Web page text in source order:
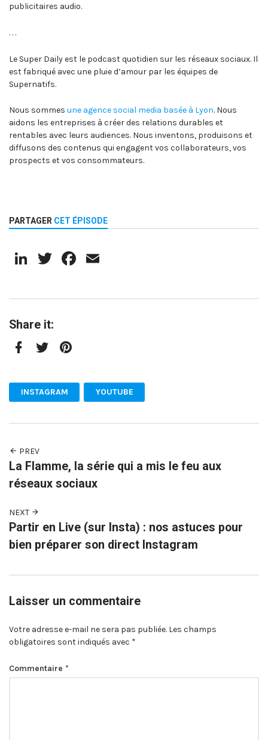
publicitaires audio.
. . .
Le Super Daily est le podcast quotidien sur les réseaux sociaux. Il
est fabriqué avec une pluie d’amour par les équipes de
Supernatifs.
Nous sommes une agence social media basée à Lyon. Nous
aidons les entreprises à créer des relations durables et
rentables avec leurs audiences. Nous inventons, produisons et
diffusons des contenus qui engagent vos collaborateurs, vos
prospects et vos consommateurs.
PARTAGER CET ÉPISODE
LinkedIn
TwitterFacebook
Share it:
INSTAGRAM YOUTUBE
PREV
La Flamme, la série qui a mis le feu aux
réseaux sociaux
NEXT
Partir en Live (sur Insta) : nos astuces pour
bien préparer son direct Instagram
Laisser un commentaire
Votre adresse e-mail ne sera pas publiée. Les champs
obligatoires sont indiqués avec *
Commentaire *